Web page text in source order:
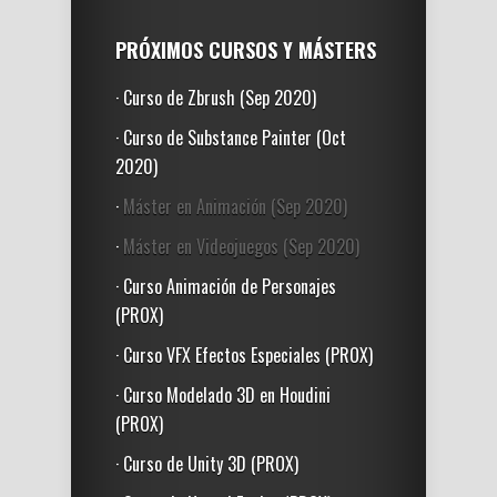
PRÓXIMOS CURSOS Y MÁSTERS
· Curso de Zbrush (Sep 2020)
· Curso de Substance Painter (Oct
2020)
· Máster en Animación (Sep 2020)
· Máster en Videojuegos (Sep 2020)
· Curso Animación de Personajes
(PROX)
· Curso VFX Efectos Especiales (PROX)
· Curso Modelado 3D en Houdini
(PROX)
· Curso de Unity 3D (PROX)